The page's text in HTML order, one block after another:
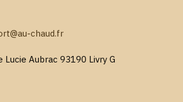
chaud.fr
Lucie Aubrac 93190 Livry G